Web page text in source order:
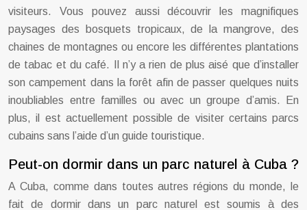
visiteurs. Vous pouvez aussi découvrir les magnifiques
paysages des bosquets tropicaux, de la mangrove, des
chaines de montagnes ou encore les différentes plantations
de tabac et du café. Il n’y a rien de plus aisé que d’installer
son campement dans la forêt afin de passer quelques nuits
inoubliables entre familles ou avec un groupe d’amis. En
plus, il est actuellement possible de visiter certains parcs
cubains sans l’aide d’un guide touristique.
Peut-on dormir dans un parc naturel à Cuba ?
A Cuba, comme dans toutes autres régions du monde, le
fait de dormir dans un parc naturel est soumis à des